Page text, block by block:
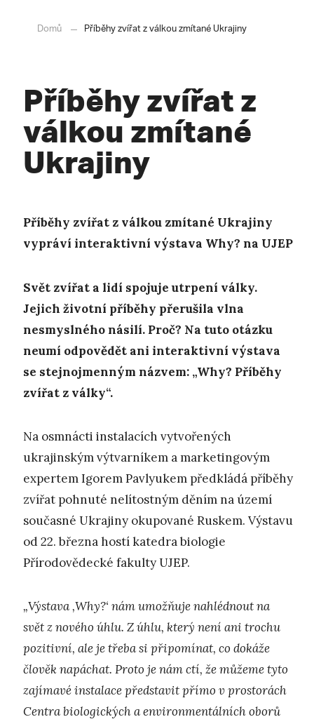
Domů Příběhy zvířat z válkou zmítané Ukrajiny
Příběhy zvířat z
válkou zmítané
Ukrajiny
Příběhy zvířat z válkou zmítané Ukrajiny
vypráví interaktivní výstava Why? na UJEP
Svět zvířat a lidí spojuje utrpení války.
Jejich životní příběhy přerušila vlna
nesmyslného násilí. Proč? Na tuto otázku
neumí odpovědět ani interaktivní výstava
se stejnojmenným názvem: „Why? Příběhy
zvířat z války“.
Na osmnácti instalacích vytvořených
ukrajinským výtvarníkem a marketingovým
expertem Igorem Pavlyukem předkládá příběhy
zvířat pohnuté nelítostným děním na území
současné Ukrajiny okupované Ruskem. Výstavu
od 22. března hostí katedra biologie
Přírodovědecké fakulty UJEP.
„Výstava ‚Why?‘ nám umožňuje nahlédnout na
svět z nového úhlu. Z úhlu, který není ani trochu
pozitivní, ale je třeba si připomínat, co dokáže
člověk napáchat. Proto je nám ctí, že můžeme tyto
zajímavé instalace představit přímo v prostorách
Centra biologických a environmentálních oborů